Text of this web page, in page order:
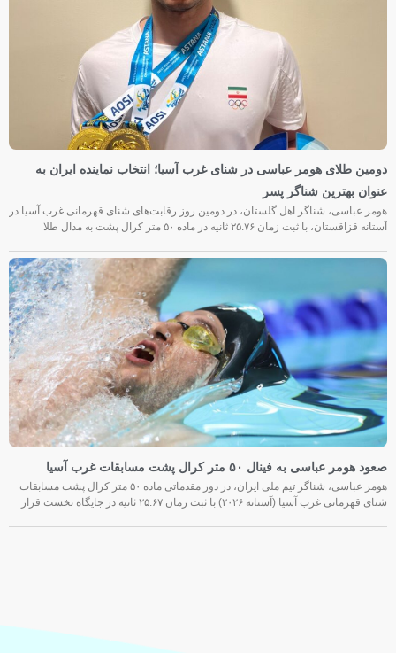
دومین طلای هومر عباسی در شنای غرب آسیا؛ انتخاب نماینده ایران به
عنوان بهترین شناگر پسر
هومر عباسی، شناگر اهل گلستان، در دومین روز رقابت‌های شنای قهرمانی غرب آسیا در
آستانه قزاقستان، با ثبت زمان ۲۵.۷۶ ثانیه در ماده ۵۰ متر کرال پشت به مدال طلا
صعود هومر عباسی به فینال ۵۰ متر کرال پشت مسابقات غرب آسیا
هومر عباسی، شناگر تیم ملی ایران، در دور مقدماتی ماده ۵۰ متر کرال پشت مسابقات
شنای قهرمانی غرب آسیا (آستانه ۲۰۲۶) با ثبت زمان ۲۵.۶۷ ثانیه در جایگاه نخست قرار